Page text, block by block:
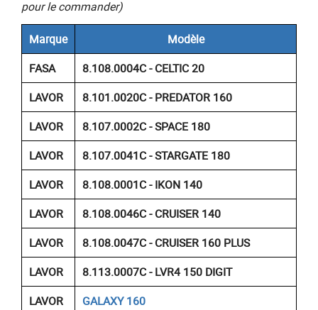
pour le commander)
Marque
Modèle
FASA
8.108.0004C - CELTIC 20
LAVOR
8.101.0020C - PREDATOR 160
LAVOR
8.107.0002C - SPACE 180
LAVOR
8.107.0041C - STARGATE 180
LAVOR
8.108.0001C - IKON 140
LAVOR
8.108.0046C - CRUISER 140
LAVOR
8.108.0047C - CRUISER 160 PLUS
LAVOR
8.113.0007C - LVR4 150 DIGIT
LAVOR
GALAXY 160